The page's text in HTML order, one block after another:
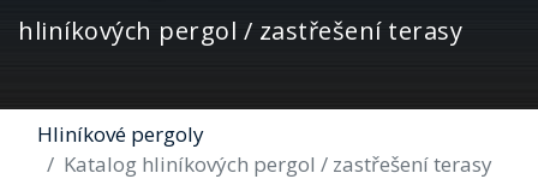
hliníkových pergol / zastřešení terasy
Hliníkové pergoly
Katalog hliníkových pergol / zastřešení terasy